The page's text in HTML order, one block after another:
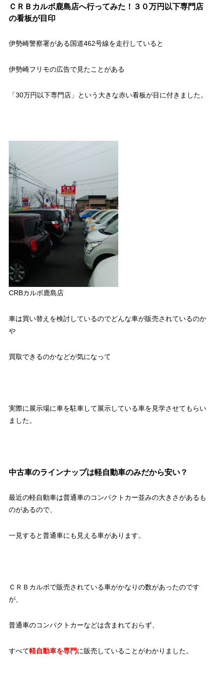
ＣＲＢカルボ鹿島店へ行ってみた！３０万円以下専門店
の看板が目印
伊勢崎警察署がある国道462号線を走行していると
伊勢崎フリモの広告で見たことがある
「30万円以下専門店」という大きな赤い看板が目に付きました。
CRBカルボ鹿島店
車は買い替えを検討しているのでどんな車が販売されているのか
や
買取できるのかなどが気になって
実際に展示場に車を駐車して展示している車を見学させてもらい
ました。
中古車のラインナップは軽自動車のみだから安い？
最近の軽自動車は普通車のコンパクトカー並みの大きさがあるも
のがあるので、
一見すると普通車にも見える車があります。
ＣＲＢカルボで販売されている車がかなりの数があったのです
が、
普通車のコンパクトカーなどは含まれておらず、
すべて軽自動車を専門に販売していることがわかりました。